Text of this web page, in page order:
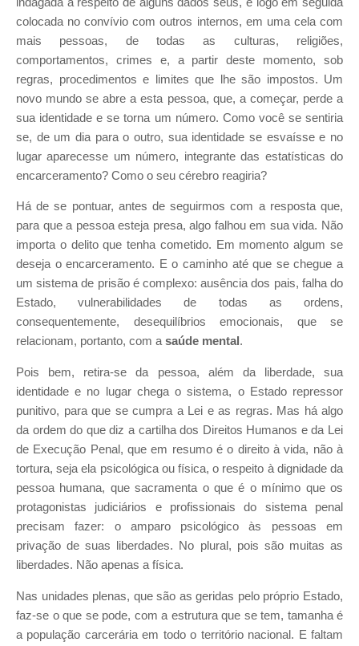
colocada no convívio com outros internos, em uma cela com
mais pessoas, de todas as culturas, religiões,
comportamentos, crimes e, a partir deste momento, sob
regras, procedimentos e limites que lhe são impostos. Um
novo mundo se abre a esta pessoa, que, a começar, perde a
sua identidade e se torna um número. Como você se sentiria
se, de um dia para o outro, sua identidade se esvaísse e no
lugar aparecesse um número, integrante das estatísticas do
encarceramento? Como o seu cérebro reagiria?
Há de se pontuar, antes de seguirmos com a resposta que,
para que a pessoa esteja presa, algo falhou em sua vida. Não
importa o delito que tenha cometido. Em momento algum se
deseja o encarceramento. E o caminho até que se chegue a
um sistema de prisão é complexo: ausência dos pais, falha do
Estado, vulnerabilidades de todas as ordens,
consequentemente, desequilíbrios emocionais, que se
relacionam, portanto, com asaúde mental .
Pois bem, retira-se da pessoa, além da liberdade, sua
identidade e no lugar chega o sistema, o Estado repressor
punitivo, para que se cumpra a Lei e as regras. Mas há algo
da ordem do que diz a cartilha dos Direitos Humanos e da Lei
de Execução Penal, que em resumo é o direito à vida, não à
tortura, seja ela psicológica ou física, o respeito à dignidade da
pessoa humana, que sacramenta o que é o mínimo que os
protagonistas judiciários e profissionais do sistema penal
precisam fazer: o amparo psicológico às pessoas em
privação de suas liberdades. No plural, pois são muitas as
liberdades. Não apenas a física.
Nas unidades plenas, que são as geridas pelo próprio Estado,
faz-se o que se pode, com a estrutura que se tem, tamanha é
a população carcerária em todo o território nacional. E faltam